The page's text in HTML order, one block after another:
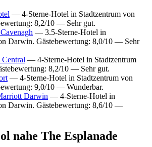
— 4-Sterne-Hotel in Stadtzentrum von
8,2/10 — Sehr gut.
— 3.5-Sterne-Hotel in
Darwin. Gästebewertung: 8,0/10 — Sehr
— 4-Sterne-Hotel in Stadtzentrum
8,2/10 — Sehr gut.
— 4-Sterne-Hotel in Stadtzentrum von
9,0/10 — Wunderbar.
Darwin — 4-Sterne-Hotel in
Darwin. Gästebewertung: 8,6/10 —
nahe The Esplanade